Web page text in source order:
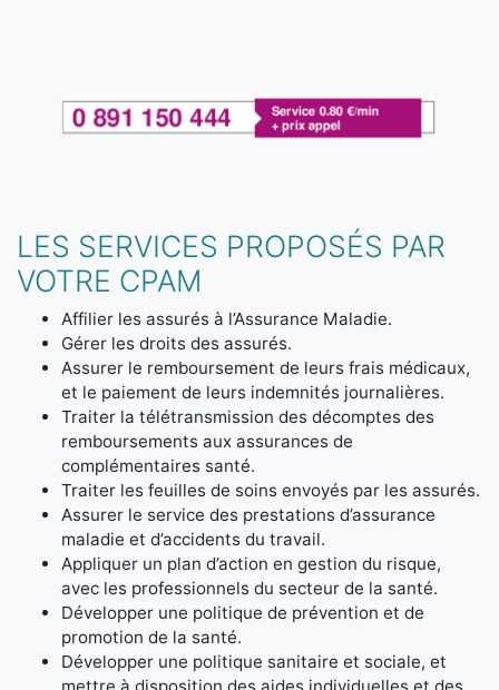
LES SERVICES PROPOSÉS PAR
VOTRE CPAM
Affilier les assurés à l’Assurance Maladie.
Gérer les droits des assurés.
Assurer le remboursement de leurs frais médicaux,
et le paiement de leurs indemnités journalières.
Traiter la télétransmission des décomptes des
remboursements aux assurances de
complémentaires santé.
Traiter les feuilles de soins envoyés par les assurés.
Assurer le service des prestations d’assurance
maladie et d’accidents du travail.
Appliquer un plan d’action en gestion du risque,
avec les professionnels du secteur de la santé.
Développer une politique de prévention et de
promotion de la santé.
Développer une politique sanitaire et sociale, et